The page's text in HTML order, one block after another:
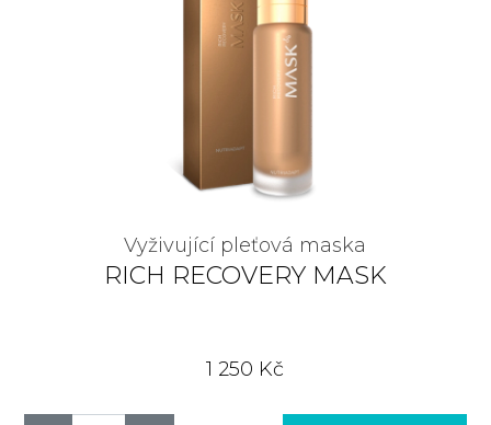
Vyživující pleťová maska
RICH RECOVERY MASK
1 250 Kč